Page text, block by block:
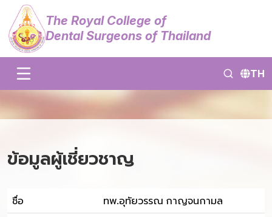
The Royal College of
Dental Surgeons of Thailand
TH
ข้อมูลผู้เชี่ยวชาญ
ชื่อ ทพ.อุทัยวรรณ กาญจนกามล